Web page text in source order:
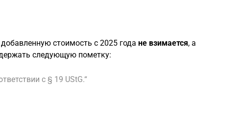
стоимость с 2025 года не взимается, а
следующую пометку:
с § 19 UStG.“